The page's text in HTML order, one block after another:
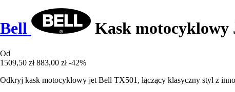
Bell Kask motocyklowy
Od
1509,50 zł 883,00 zł -42%
Odkryj kask motocyklowy jet Bell TX501, łączący klasyczny styl z